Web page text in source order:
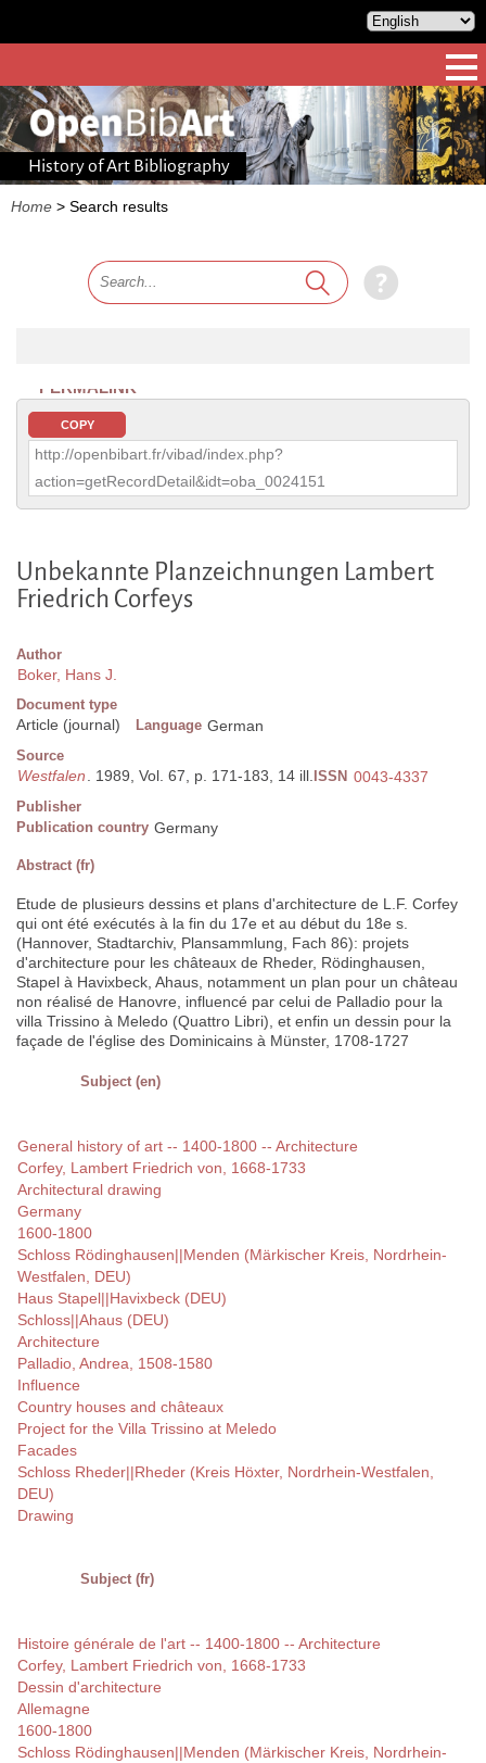
History of Art Bibliography
Home > Search results
PERMALINK
COPY
http://openbibart.fr/vibad/index.php?
action=getRecordDetail&idt=oba_0024151
Unbekannte Planzeichnungen Lambert
Friedrich Corfeys
Author
Boker, Hans J.
Document type
Article (journal) Language German
Source
Westfalen. 1989, Vol. 67, p. 171-183, 14 ill. ISSN 0043-4337
Publisher
Publication country Germany
Abstract (fr)
Etude de plusieurs dessins et plans d'architecture de L.F. Corfey
qui ont été exécutés à la fin du 17e et au début du 18e s.
(Hannover, Stadtarchiv, Plansammlung, Fach 86): projets
d'architecture pour les châteaux de Rheder, Rödinghausen,
Stapel à Havixbeck, Ahaus, notamment un plan pour un château
non réalisé de Hanovre, influencé par celui de Palladio pour la
villa Trissino à Meledo (Quattro Libri), et enfin un dessin pour la
façade de l'église des Dominicains à Münster, 1708-1727
Subject (en)
General history of art -- 1400-1800 -- Architecture
Corfey, Lambert Friedrich von, 1668-1733
Architectural drawing
Germany
1600-1800
Schloss Rödinghausen||Menden (Märkischer Kreis, Nordrhein-
Westfalen, DEU)
Haus Stapel||Havixbeck (DEU)
Schloss||Ahaus (DEU)
Architecture
Palladio, Andrea, 1508-1580
Influence
Country houses and châteaux
Project for the Villa Trissino at Meledo
Facades
Schloss Rheder||Rheder (Kreis Höxter, Nordrhein-Westfalen,
DEU)
Drawing
Subject (fr)
Histoire générale de l'art -- 1400-1800 -- Architecture
Corfey, Lambert Friedrich von, 1668-1733
Dessin d'architecture
Allemagne
1600-1800
Schloss Rödinghausen||Menden (Märkischer Kreis, Nordrhein-